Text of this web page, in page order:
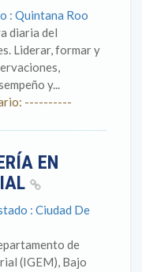
: Quintana Roo
diaria del
Liderar, formar y
y...
----------
EN
: Ciudad De
de
(IGEM), Bajo